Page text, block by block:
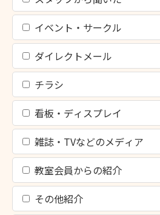
イベント・サークル
ダイレクトメール
チラシ
看板・ディスプレイ
雑誌・TVなどのメディア
教室会員からの紹介
その他紹介